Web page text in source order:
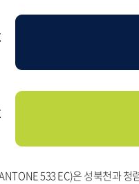
533 EC)은 성북천과 청